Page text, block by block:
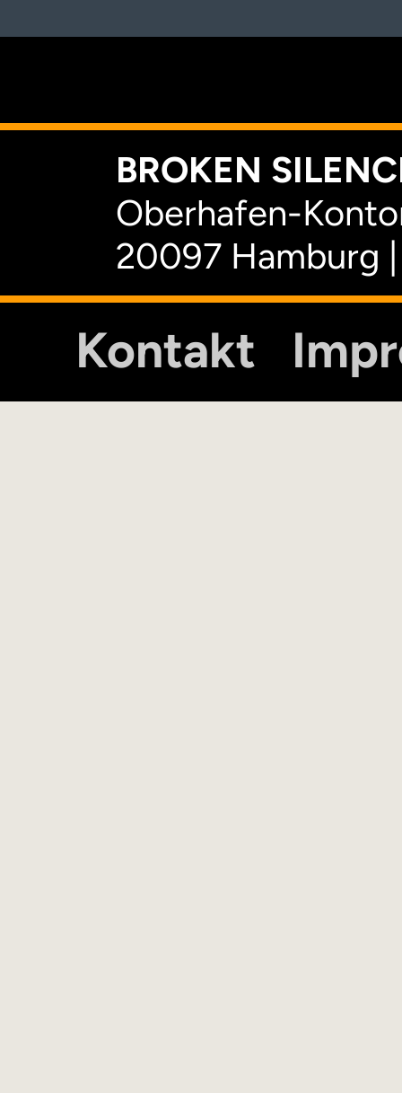
BROKEN
Oberhafen-
20097 Hamburg
Kontakt